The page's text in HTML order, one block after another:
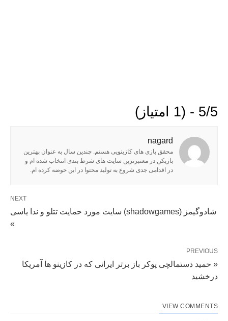
5/5 - (1 امتیاز)
nagard
محقق بازی های کازینویی هستم. چندین سال به عنوان بهترین
بازیکن در معتبرترین سایت های شرط بندی انتخاب شده ام و
در اقدامی جدی شروع به تولید محتوا در این حوضه کرده ام.
NEXT
شادوگیمز (shadowgames) سایت مورد حمایت تتلو و ندا یاسی
»
PREVIOUS
« حمید دستمالچی پوکر باز برتر ایرانی که در کازینو ها آمریکا
درخشید
VIEW COMMENTS